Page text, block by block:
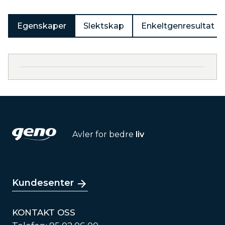
Egenskaper Slektskap Enkeltgenresultat
Avler for bedre liv
Kundesenter
KONTAKT OSS